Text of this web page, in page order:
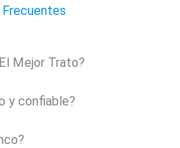
Mejor Trato?
y confiable?